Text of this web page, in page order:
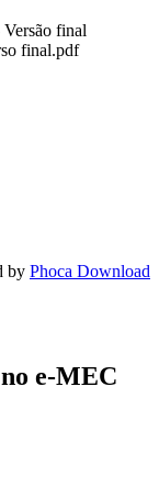
final
final.pdf
by Phoca Download
e-MEC